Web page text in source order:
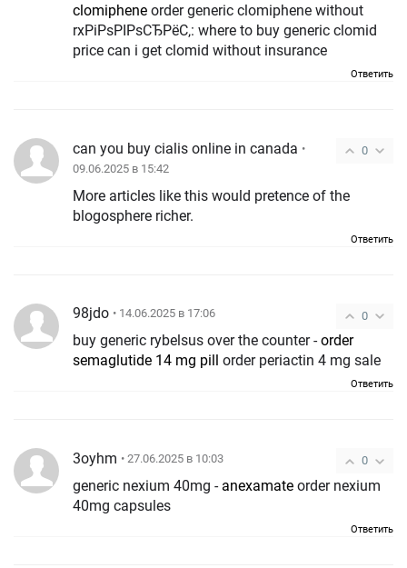
clomiphene order generic clomiphene without
rxРіРѕРІРѕСЂРёС‚: where to buy generic clomid
price can i get clomid without insurance
Ответить
0
can you buy cialis online in canada •
09.06.2025 в 15:42
More articles like this would pretence of the
blogosphere richer.
Ответить
0
98jdo • 14.06.2025 в 17:06
buy generic rybelsus over the counter -order
semaglutide 14 mg pill
order periactin 4 mg sale
Ответить
0
3oyhm • 27.06.2025 в 10:03
generic nexium 40mg - anexamate
40mg capsules
Ответить